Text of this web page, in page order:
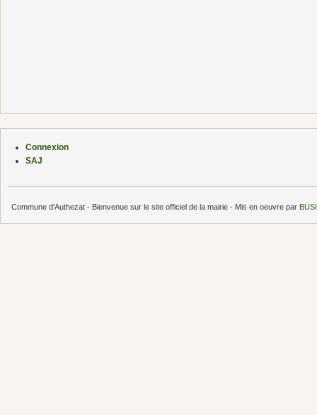
Connexion
SAJ
Commune d'Authezat - Bienvenue sur le site officiel de la mairie - Mis en oeuvre par